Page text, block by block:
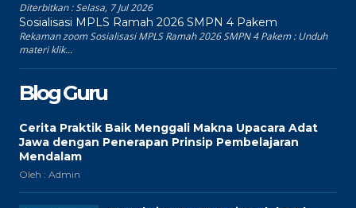
Diterbitkan :Selasa, 7 Jul 2026
Sosialisasi MPLS Ramah 2026 SMPN 4 Pakem
Rekaman zoom Sosialisasi MPLS Ramah 2026 SMPN 4 Pakem : Unduh
materi klik...
Blog Guru
Cerita Praktik Baik Menggali Makna Upacara Adat
Jawa dengan Penerapan Prinsip Pembelajaran
Mendalam
Oleh : Admin